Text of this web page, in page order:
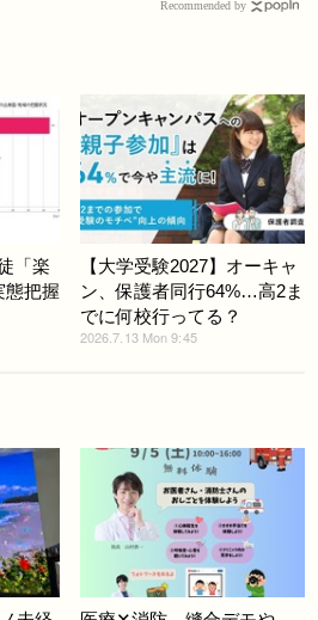
Recommended by
「楽
態把握
【大学受験2027】オーキャ
ン、保護者同行64%…高2ま
でに何校行ってる？
2026.7.13 Mon 9:45